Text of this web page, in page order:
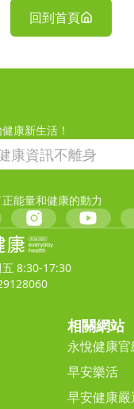
回到首頁
康新生活！
能量和健康的動力
8:30-17:30
相關網站
永悅健康官
早安樂活
早安健康嚴